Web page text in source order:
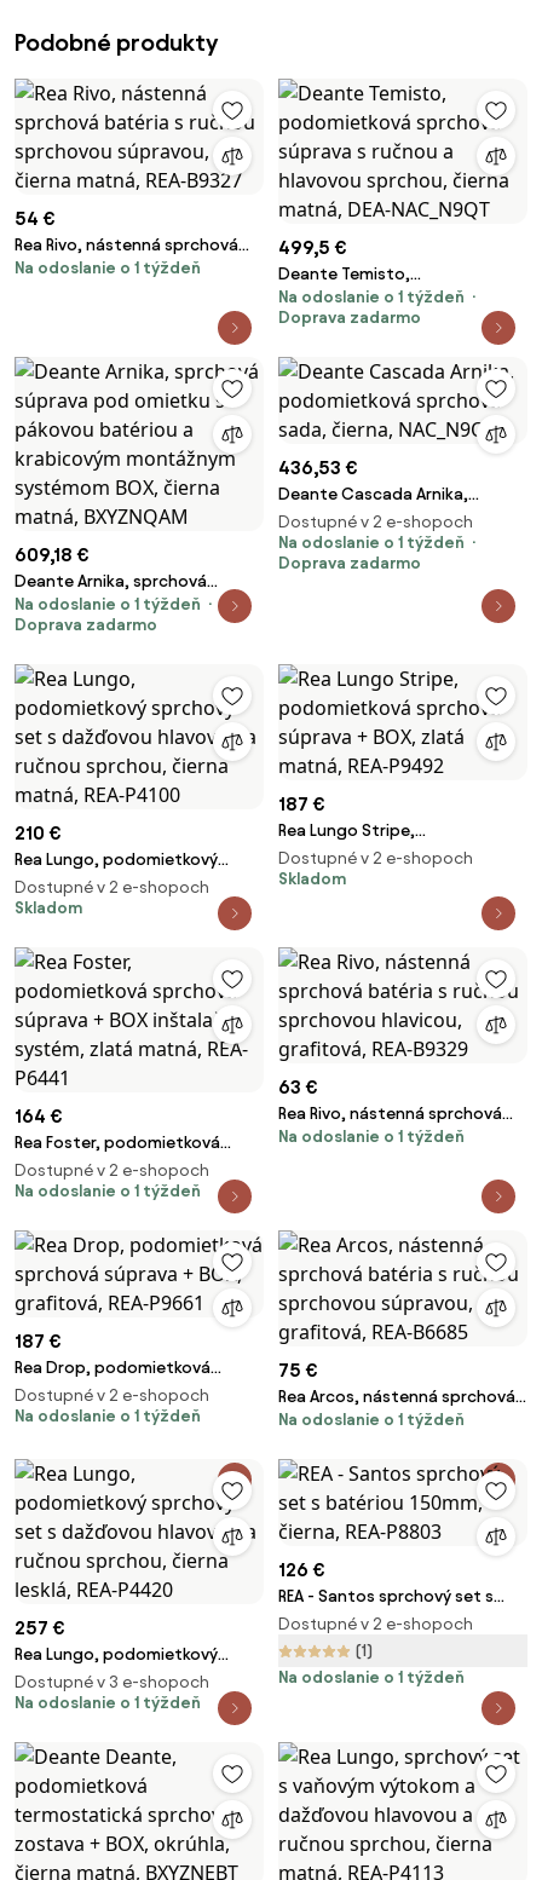
Podobné produkty
54 €
Rea Rivo, nástenná sprchová
batéria s ručnou sprchovou
Na odoslanie o 1 týždeň
499,5 €
Deante Temisto,
podomietková sprchová
súprava s ručnou a hlavovou
sprchou, čierna matná, DEA-
NAC_N9QT
Na odoslanie o 1 týždeň
Doprava zadarmo
609,18 €
Deante Arnika, sprchová
súprava pod omietku s
pákovou batériou a krabicovým
čierna matná, BXYZNQAM
Na odoslanie o 1 týždeň
Doprava zadarmo
436,53 €
Deante Cascada Arnika,
podomietková sprchová sada,
čierna, NAC_N9QP
Dostupné v 2 e-shopoch
Na odoslanie o 1 týždeň
Doprava zadarmo
210 €
Rea Lungo, podomietkový
sprchový set s dažďovou
hlavovou a ručnou sprchou,
Dostupné v 2 e-shopoch
Skladom
187 €
Rea Lungo Stripe,
podomietková sprchová
súprava + BOX, zlatá matná,
Dostupné v 2 e-shopoch
Skladom
164 €
Rea Foster, podomietková
sprchová súprava + BOX
inštalačný systém, zlatá
Dostupné v 2 e-shopoch
Na odoslanie o 1 týždeň
63 €
Rea Rivo, nástenná sprchová
batéria s ručnou sprchovou
Na odoslanie o 1 týždeň
187 €
Rea Drop, podomietková
sprchová súprava + BOX,
grafitová, REA-P9661
Dostupné v 2 e-shopoch
Na odoslanie o 1 týždeň
75 €
Rea Arcos, nástenná sprchová
batéria s ručnou sprchovou
Na odoslanie o 1 týždeň
257 €
Rea Lungo, podomietkový
sprchový set s dažďovou
hlavovou a ručnou sprchou,
Dostupné v 3 e-shopoch
Na odoslanie o 1 týždeň
126 €
REA - Santos sprchový set s
batériou 150mm, čierna, REA-
P8803
Dostupné v 2 e-shopoch
(1)
Na odoslanie o 1 týždeň